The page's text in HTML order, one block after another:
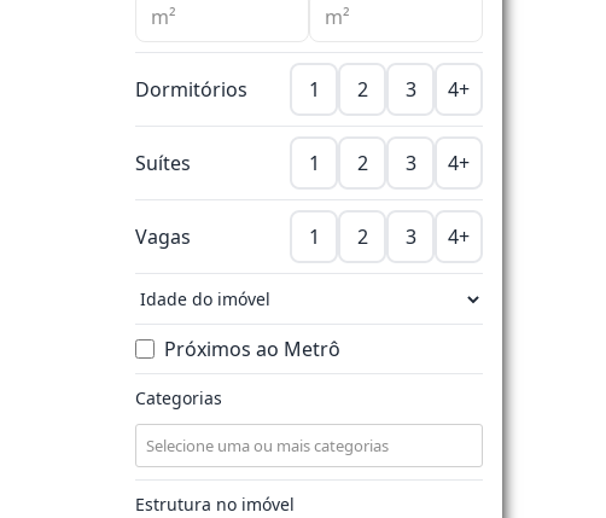
Dormitórios 1 2 3 4+
Suítes 1 2 3 4+
Vagas 1 2 3 4+
Próximos ao Metrô
Categorias
Estrutura no imóvel